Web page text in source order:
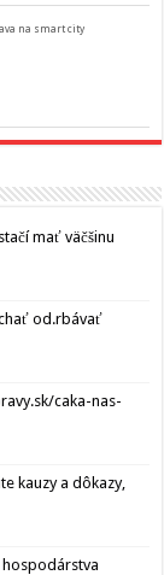
na smart city
mať väčšinu
od.rbávať
caka-nas-
kauzy a dôkazy,
hospodárstva